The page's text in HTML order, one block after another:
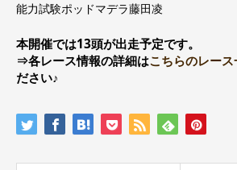
能力試験ポッドマデラ藤田凌
本開催では13頭が出走予定です。
⇒各レース情報の詳細はこちらのレー
ださい♪